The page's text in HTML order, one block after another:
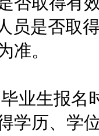
员是否取
准。
生报名
学历、学